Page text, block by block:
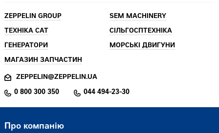
ZEPPELIN GROUP SEM MACHINERY
ТЕХНІКА CAT СІЛЬГОСПТЕХНІКА
ГЕНЕРАТОРИ МОРСЬКІ ДВИГУНИ
МАГАЗИН ЗАПЧАСТИН
ZEPPELIN@ZEPPELIN.UA
0 800 300 350 044 494-23-30
Про компанію